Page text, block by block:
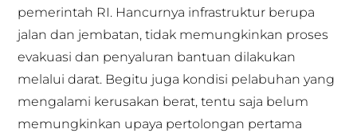
pemerintah RI. Hancurnya infrastruktur berupa
jalan dan jembatan, tidak memungkinkan proses
evakuasi dan penyaluran bantuan dilakukan
melalui darat. Begitu juga kondisi pelabuhan yang
mengalami kerusakan berat, tentu saja belum
memungkinkan upaya pertolongan pertama